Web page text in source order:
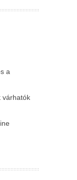
a
várhatók